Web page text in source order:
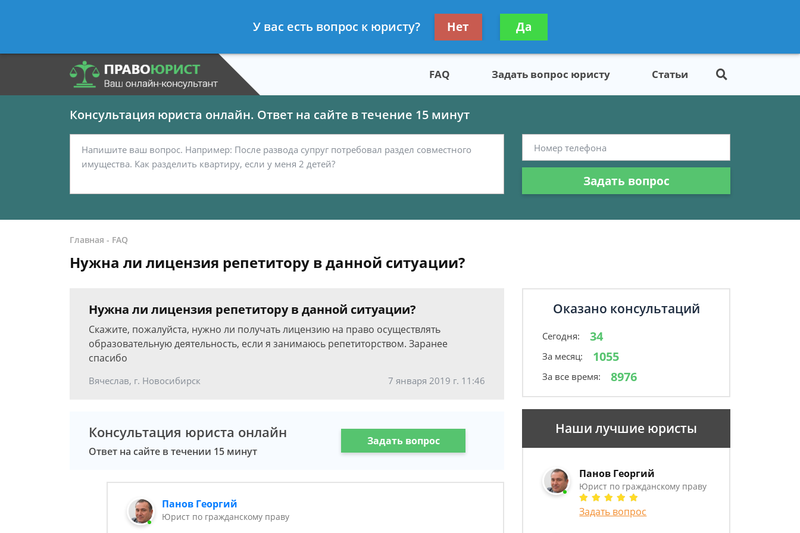
- Юрист по гражданскому праву
Получите консультацию
бесплатно
FAQ Задать вопрос юристу Статьи
Консультация юриста онлайн. Ответ на сайте в течение 15 минут
Задать вопрос
Главная - FAQ
Нужна ли лицензия репетитору в данной ситуации?
Нужна ли лицензия репетитору в данной ситуации?
Скажите, пожалуйста, нужно ли получать лицензию на право осуществлять
образовательную деятельность, если я занимаюсь репетиторством. Заранее
спасибо
Вячеслав, г. Новосибирск 7 января 2019 г. 11:46
Консультация юриста онлайн
Ответ на сайте в течении 15 минут
Задать вопрос
Панов Георгий
Юрист по гражданскому праву
Оказано консультаций
Сегодня: 34
За месяц: 1055
За все время: 8976
Наши лучшие юристы
Панов Георгий
Юрист по гражданскому праву
Задать вопрос
У вас есть вопрос к юристу? Нет Да